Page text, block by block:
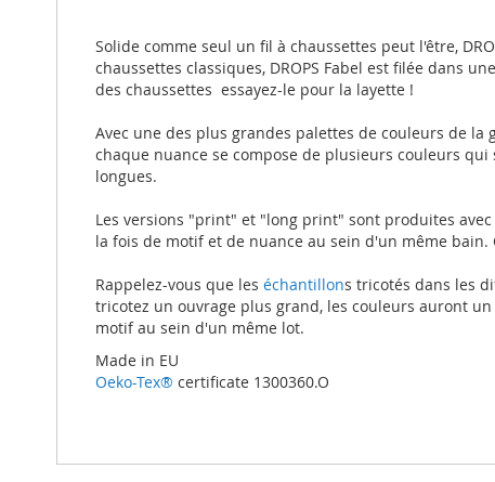
images
gallery
Solide comme seul un fil à chaussettes peut l'être,
chaussettes classiques, DROPS Fabel est filée dans
des chaussettes  essayez-le pour la layette !
Avec une des plus grandes palettes de couleurs de
chaque nuance se compose de plusieurs couleurs
longues.
Les versions "print" et "long print" sont produites
la fois de motif et de nuance au sein d'un même
Rappelez-vous que les échantillons tricotés dans les
tricotez un ouvrage plus grand, les couleurs auront
motif au sein d'un même lot.
Made in EU
Oeko-Tex® certificate 1300360.O